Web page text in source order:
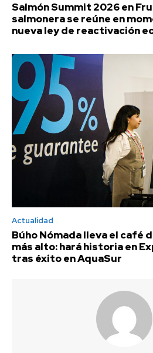
Salmón Summit 2026 en
salmonera se reúne en
nueva ley de reactivación
Actualidad
Búho Nómada lleva el café
más alto: hará historia en
tras éxito en AquaSur